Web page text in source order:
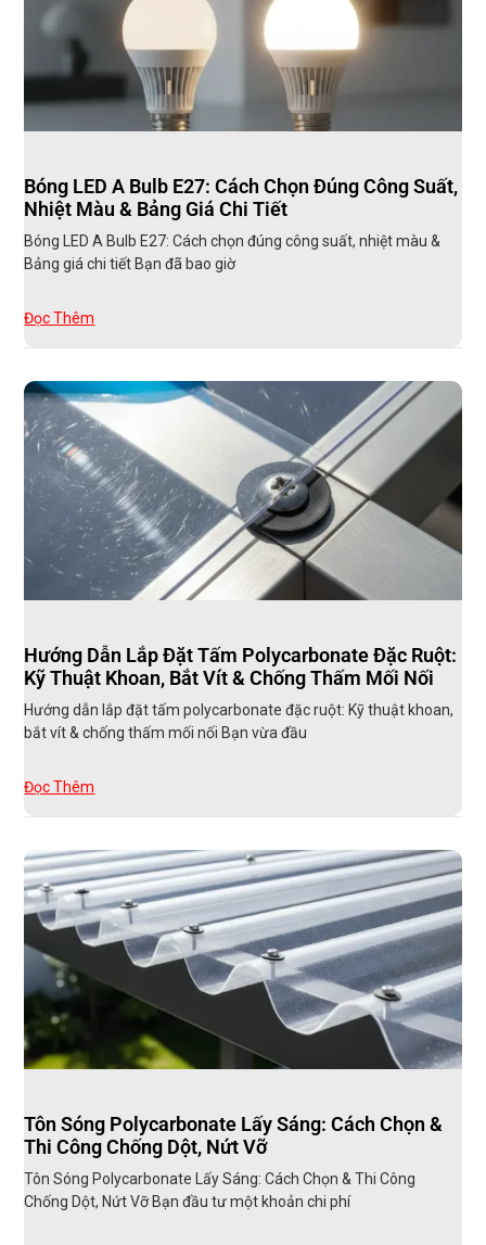
Bóng LED A Bulb E27: Cách Chọn Đúng Công Suất,
Nhiệt Màu & Bảng Giá Chi Tiết
Bóng LED A Bulb E27: Cách chọn đúng công suất, nhiệt màu &
Bảng giá chi tiết Bạn đã bao giờ
Đọc Thêm
Hướng Dẫn Lắp Đặt Tấm Polycarbonate Đặc Ruột:
Kỹ Thuật Khoan, Bắt Vít & Chống Thấm Mối Nối
Hướng dẫn lắp đặt tấm polycarbonate đặc ruột: Kỹ thuật khoan,
bắt vít & chống thấm mối nối Bạn vừa đầu
Đọc Thêm
Tôn Sóng Polycarbonate Lấy Sáng: Cách Chọn &
Thi Công Chống Dột, Nứt Vỡ
Tôn Sóng Polycarbonate Lấy Sáng: Cách Chọn & Thi Công
Chống Dột, Nứt Vỡ Bạn đầu tư một khoản chi phí